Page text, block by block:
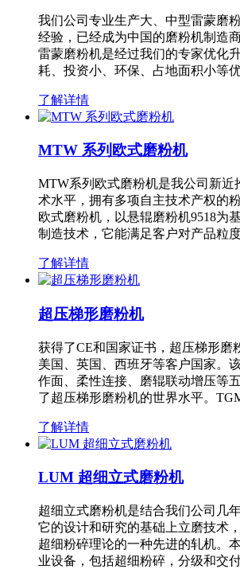
我们公司专业生产大、中型雷蒙磨
经验，已经成为中国的磨粉机制造
雷蒙磨粉机是经过我们的专家优化
耗、投资小、环保、占地面积小等
了解详情
MTW 系列欧式磨粉机
MTW系列欧式磨粉机是我公司新近
术水平，拥有多项自主技术产权的
欧式磨粉机，以悬辊磨粉机9518为
制造技术，它能满足客户对产品粒
了解详情
超压梯形磨粉机
获得了CE和国家证书，超压梯形磨
美国、英国、西班牙等客户国家。
作面、柔性连接、磨辊联动增压等
了超压梯形磨粉机的世界水平。
了解详情
LUM 超细立式磨粉机
超细立式磨粉机是结合我们公司几
它的设计和研究的基础上立磨技术
超细粉碎理论的一种先进的轧机。
业设备，包括超细粉碎，分级和交